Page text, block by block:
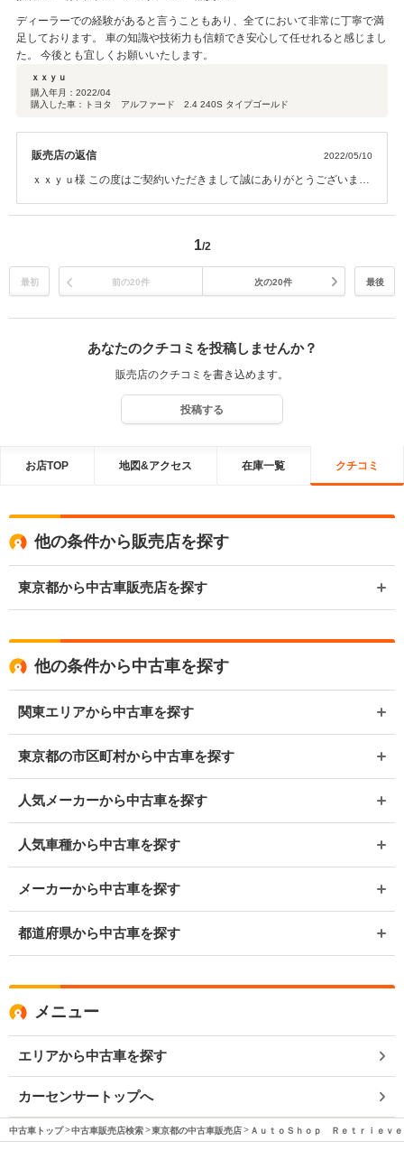
ディーラーでの経験があると言うこともあり、全てにおいて非常に丁寧で満
足しております。 車の知識や技術力も信頼でき安心して任せれると感じまし
た。 今後とも宜しくお願いいたします。
ｘｘｙｕ
購入年月： 2022/04
購入した車：トヨタ アルファード 2.4 240S タイプゴールド
販売店の返信 2022/05/10
ｘｘｙｕ様 この度はご契約いただきまして誠にありがとうございまし
価をいただきまして、社員一同心から感謝しております。何かお困り
1/2
最初 前の20件 次の20件 最後
あなたのクチコミを投稿しませんか？
販売店のクチコミを書き込めます。
投稿する
お店TOP 地図&アクセス 在庫一覧 クチコミ
他の条件から販売店を探す
東京都から中古車販売店を探す
他の条件から中古車を探す
関東エリアから中古車を探す
東京都の市区町村から中古車を探す
人気メーカーから中古車を探す
人気車種から中古車を探す
メーカーから中古車を探す
都道府県から中古車を探す
メニュー
エリアから中古車を探す
カーセンサートップへ
中古車トップ 中古車販売店検索 東京都の中古車販売店 ＡｕｔｏＳｈｏｐ Ｒｅｔｒｉｅｖｅ